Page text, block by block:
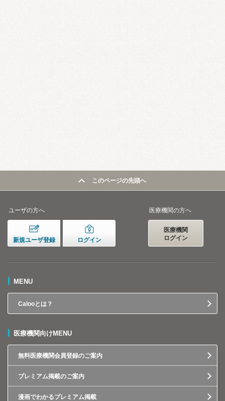
このページの先頭へ
ユーザの方へ
新規ユーザ登録 ログイン
医療機関の方へ
医療機関
ログイン
MENU
Calooとは？
医療機関向けMENU
無料医療機関会員登録のご案内
プレミアム掲載のご案内
漫画でわかるプレミアム掲載